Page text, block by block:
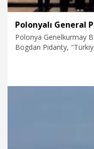
Polonya Genelkurmay
Bogdan Pidanty,
kilit bir ortaktır" dedi.